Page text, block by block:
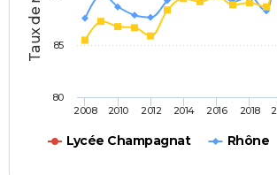
Lycée Champagnat Rhône
2008 2010 2012 2014 2016 2018
80
85